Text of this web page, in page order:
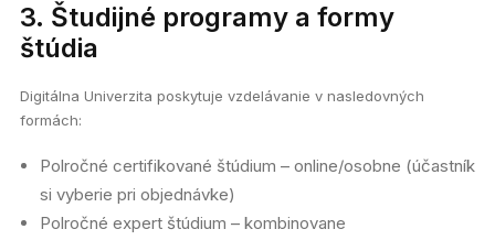
3. Študijné programy a formy
štúdia
Digitálna Univerzita poskytuje vzdelávanie v nasledovných
formách:
Polročné certifikované štúdium – online/osobne (účastník
si vyberie pri objednávke)
Polročné expert štúdium – kombinovane